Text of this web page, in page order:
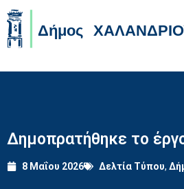
Δημοπρατήθηκε το
8 Μαΐου 2026 Δελτία Τύπου,